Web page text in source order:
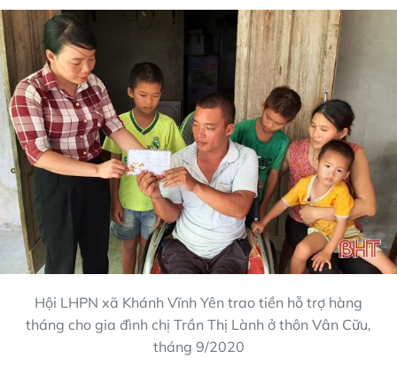
Hội LHPN xã Khánh Vĩnh Yên trao tiền hỗ trợ hàng
tháng cho gia đình chị Trần Thị Lành ở thôn Vân Cữu,
tháng 9/2020